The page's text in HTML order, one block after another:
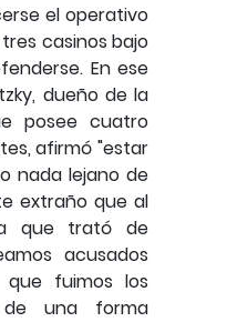
el operativo
casinos bajo
En ese
dueño de la
posee cuatro
afirmó "estar
nada lejano de
extraño que al
que trató de
acusados
fuimos los
una forma